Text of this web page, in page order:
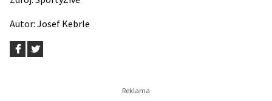
Autor: Josef Kebrle